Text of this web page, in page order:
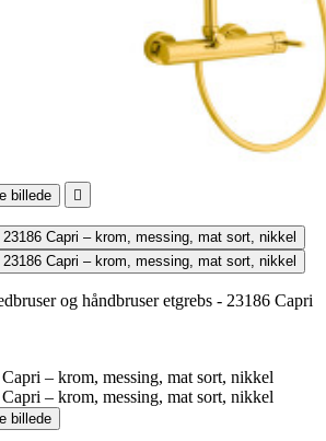
billede 
og håndbruser etgrebs - 23186 Capri
billede